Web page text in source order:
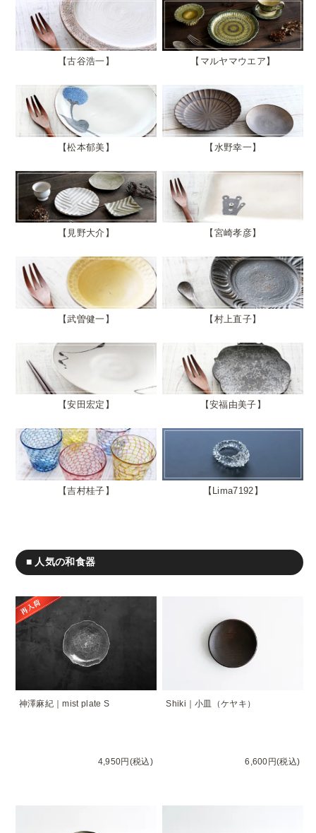
古谷浩一 マルヤマウエア
松本郁美 水野幸一
見野大介 宮崎孝彦
武曽健一 村上直子
安田宏定 安福由美子
吉村桂子 Lima7192
■ 人気の和食器
神澤麻紀｜mist plate S
4,950円(税込)
Shiki｜小皿（ケヤキ）
6,600円(税込)